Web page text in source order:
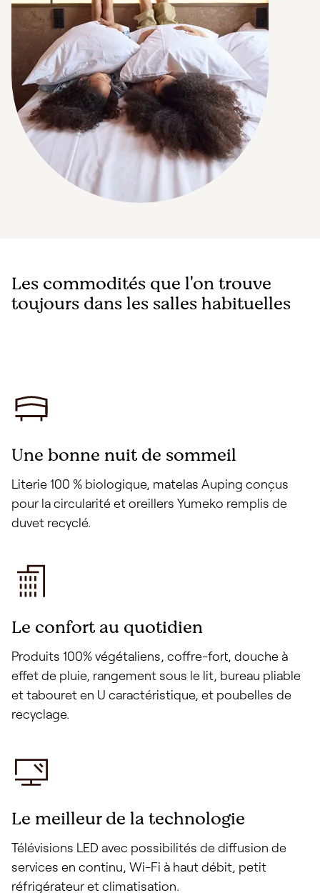
Les commodités que l'on trouve
toujours dans les salles habituelles
Une bonne nuit de sommeil
Literie 100 % biologique, matelas Auping conçus
pour la circularité et oreillers Yumeko remplis de
duvet recyclé.
Le confort au quotidien
Produits 100% végétaliens, coffre-fort, douche à
effet de pluie, rangement sous le lit, bureau pliable
et tabouret en U caractéristique, et poubelles de
recyclage.
Le meilleur de la technologie
Télévisions LED avec possibilités de diffusion de
services en continu, Wi-Fi à haut débit, petit
réfrigérateur et climatisation.